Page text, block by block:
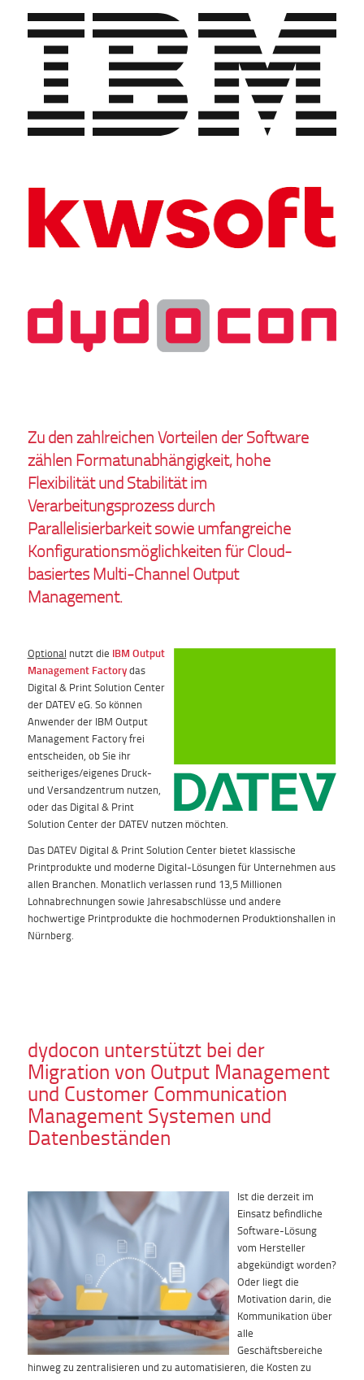
Zu den zahlreichen Vorteilen der Software
zählen Formatunabhängigkeit, hohe
Flexibilität und Stabilität im
Verarbeitungsprozess durch
Parallelisierbarkeit sowie umfangreiche
Konfigurationsmöglichkeiten für Cloud-
basiertes Multi-Channel Output
Management.
Optional nutzt die IBM Output
Management Factorydas
Digital & Print Solution Center
der DATEV eG. So können
Anwender der IBM Output
Management Factory frei
entscheiden, ob Sie ihr
seitheriges/eigenes Druck-
und Versandzentrum nutzen,
oder das Digital & Print
Solution Center der DATEV nutzen möchten.
Das DATEV Digital & Print Solution Center bietet klassische
Printprodukte und moderne Digital-Lösungen für Unternehmen aus
allen Branchen. Monatlich verlassen rund 13,5 Millionen
Lohnabrechnungen sowie Jahresabschlüsse und andere
hochwertige Printprodukte die hochmodernen Produktionshallen in
Nürnberg.
dydocon unterstützt bei der
Migration von Output Management
und Customer Communication
Management Systemen und
Datenbeständen
Ist die derzeit im
Einsatz befindliche
Software-Lösung
vom Hersteller
abgekündigt worden?
Oder liegt die
Motivation darin, die
Kommunikation über
alle
Geschäftsbereiche
hinweg zu zentralisieren und zu automatisieren, die Kosten zu